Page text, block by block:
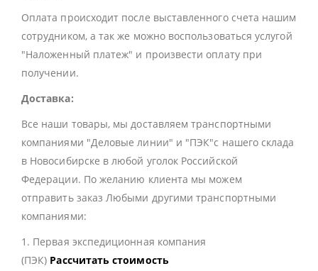
Оплата происходит после выставленного счета нашим
сотрудником, а так же можно воспользоваться услугой
"Наложенный платеж" и произвести оплату при
получении.
Доставка:
Все наши товары, мы доставляем транспортными
компаниями "Деловые линии" и "ПЭК"с нашего склада
в Новосибирске в любой уголок Российской
Федерации. По желанию клиента мы можем
отправить заказ Любыми другими транспортными
компаниями:
1. Первая экспедиционная компания
(ПЭК) Рассчитать стоимость